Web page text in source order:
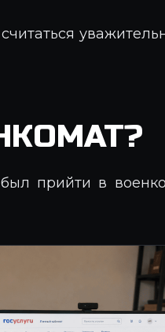
прийти в